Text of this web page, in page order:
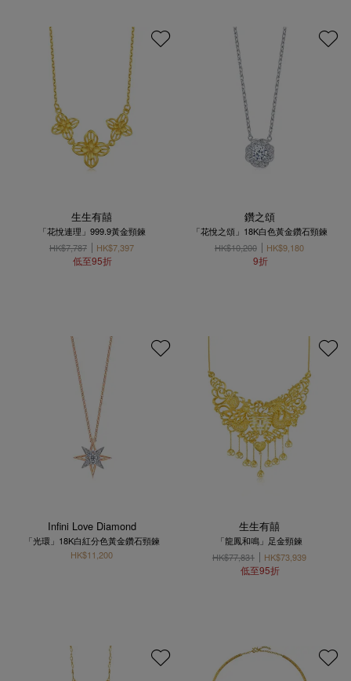
生生有囍
「花悅連理」999.9黃金頸鍊
HK$7,787
HK$7,397
低至95折
鑽之頌
「花悅之頌」18K白色黃金鑽石頸鍊
HK$10,200
HK$9,180
9折
Infini Love Diamond
「光環」18K白紅分色黃金鑽石頸鍊
HK$11,200
生生有囍
「龍鳳和鳴」足金頸鍊
HK$77,831
HK$73,939
低至95折